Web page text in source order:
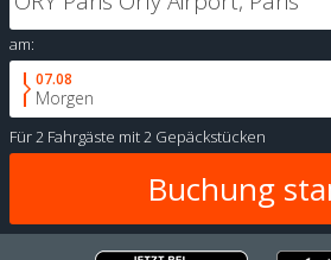
am:
07.08
Morgen
Für2 Fahrgäste mit2 Gepäckstücken